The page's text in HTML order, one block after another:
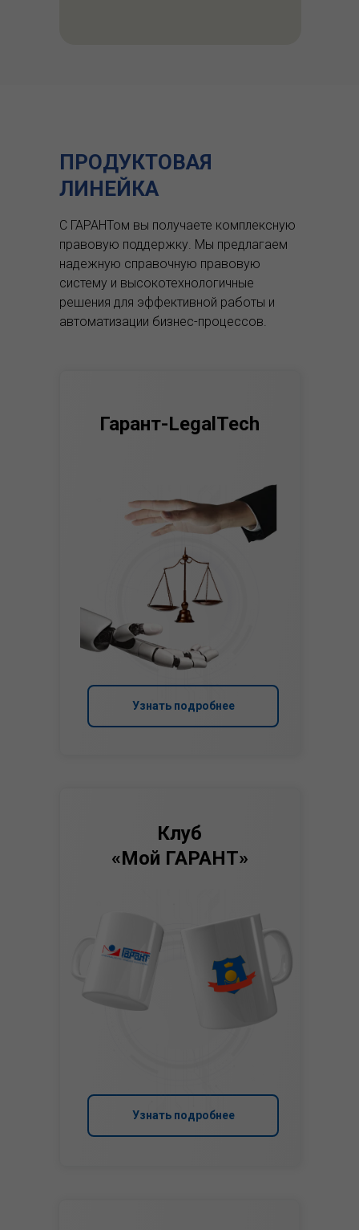
ПРОДУКТОВАЯ
ЛИНЕЙКА
С ГАРАНТом вы получаете комплексную
правовую поддержку. Мы предлагаем
надежную справочную правовую
систему и высокотехнологичные
решения для эффективной работы и
автоматизации бизнес-процессов.
Узнать подробнее
Клуб
«Мой ГАРАНТ»
Узнать подробнее
Гарант-LegalTech